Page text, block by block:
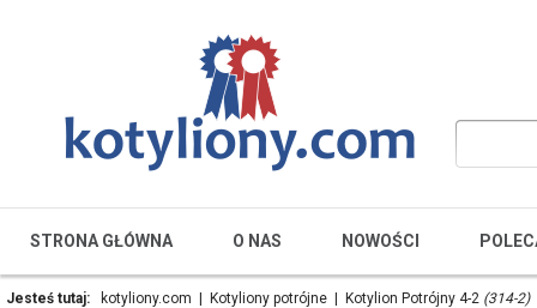
STRONA GŁÓWNA O NAS NOWOŚCI
Jesteś tutaj: kotyliony.com Kotyliony potrójne Kotylion Potrójny 4-2 (314-2)